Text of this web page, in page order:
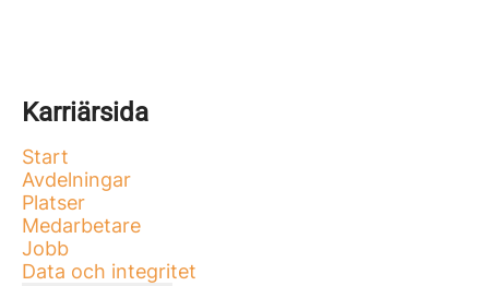
Karriärsida
Start
Avdelningar
Platser
Medarbetare
Jobb
Data och integritet